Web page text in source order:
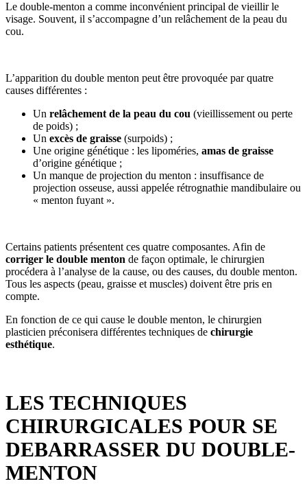
Le double-menton a comme inconvénient principal de vieillir le
visage. Souvent, il s’accompagne d’un relâchement de la peau du
cou.
L’apparition du double menton peut être provoquée par quatre
causes différentes :
Un relâchement de la peau du cou (vieillissement ou perte
de poids) ;
Un excès de graisse (surpoids) ;
Une origine génétique : les lipoméries, amas de graisse
d’origine génétique ;
Un manque de projection du menton : insuffisance de
projection osseuse, aussi appelée rétrognathie mandibulaire ou
« menton fuyant ».
Certains patients présentent ces quatre composantes. Afin de
corriger le double menton de façon optimale, le chirurgien
procédera à l’analyse de la cause, ou des causes, du double menton.
Tous les aspects (peau, graisse et muscles) doivent être pris en
compte.
En fonction de ce qui cause le double menton, le chirurgien
plasticien préconisera différentes techniques de chirurgie
esthétique.
LES TECHNIQUES
CHIRURGICALES POUR SE
DEBARRASSER DU DOUBLE-
MENTON